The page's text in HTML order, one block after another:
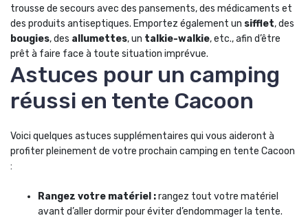
trousse de secours avec des pansements, des médicaments et
des produits antiseptiques. Emportez également un sifflet, des
bougies, des allumettes, un talkie-walkie, etc., afin d’être
prêt à faire face à toute situation imprévue.
Astuces pour un camping
réussi en tente Cacoon
Voici quelques astuces supplémentaires qui vous aideront à
profiter pleinement de votre prochain camping en tente Cacoon
:
Rangez votre matériel :rangez tout votre matériel
avant d’aller dormir pour éviter d’endommager la tente.